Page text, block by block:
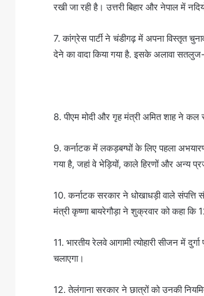
रखी जा रही है। उत्तरी बिहार और नेपाल में
7. कांग्रेस पार्टी ने चंडीगढ़ में अपना विस्तृत
देने का वादा किया गया है. इसके अलावा सतलुज-
8. पीएम मोदी और गृह मंत्री अमित शाह ने कल
9. कर्नाटक में लकड़बग्घों के लिए पहला
गया है, जहां वे भेड़ियों, काले हिरणों और अन्य
10. कर्नाटक सरकार ने धोखाधड़ी वाले
मंत्री कृष्णा बायरेगौड़ा ने शुक्रवार को कहा
11. भारतीय रेलवे आगामी त्योहारी सीजन में
चलाएगा।
12. तेलंगाना सरकार ने छात्रों को उनकी